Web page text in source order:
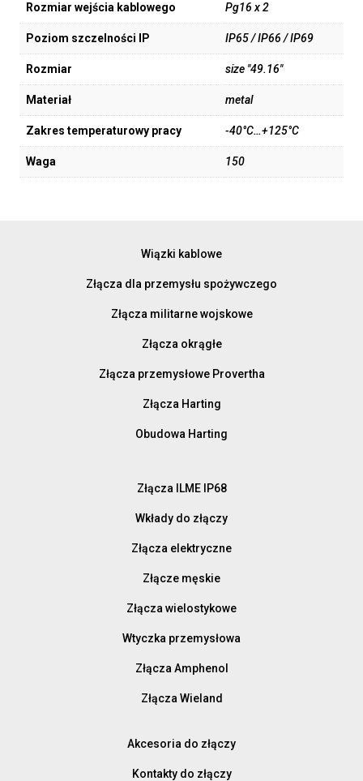
Rozmiar wejścia kablowego Pg16 x 2
Poziom szczelności IP IP65 / IP66 / IP69
Rozmiar size "49.16"
Materiał metal
Zakres temperaturowy pracy -40°C…+125°C
Waga 150
Wiązki kablowe
Złącza dla przemysłu spożywczego
Złącza militarne wojskowe
Złącza okrągłe
Złącza przemysłowe Provertha
Złącza Harting
Obudowa Harting
Złącza ILME IP68
Wkłady do złączy
Złącza elektryczne
Złącze męskie
Złącza wielostykowe
Wtyczka przemysłowa
Złącza Amphenol
Złącza Wieland
Akcesoria do złączy
Kontakty do złączy